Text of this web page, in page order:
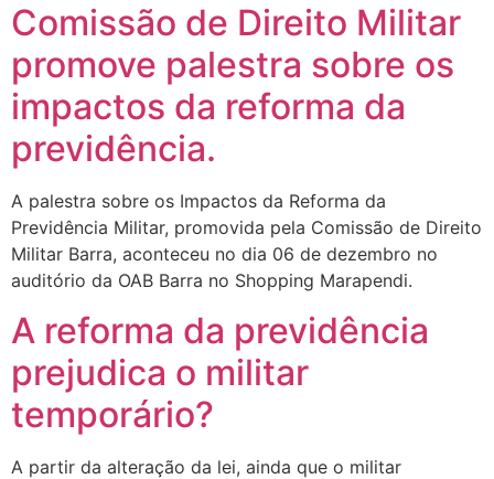
Comissão de Direito Militar
promove palestra sobre os
impactos da reforma da
previdência.
A palestra sobre os Impactos da Reforma da
Previdência Militar, promovida pela Comissão de Direito
Militar Barra, aconteceu no dia 06 de dezembro no
auditório da OAB Barra no Shopping Marapendi.
A reforma da previdência
prejudica o militar
temporário?
A partir da alteração da lei, ainda que o militar